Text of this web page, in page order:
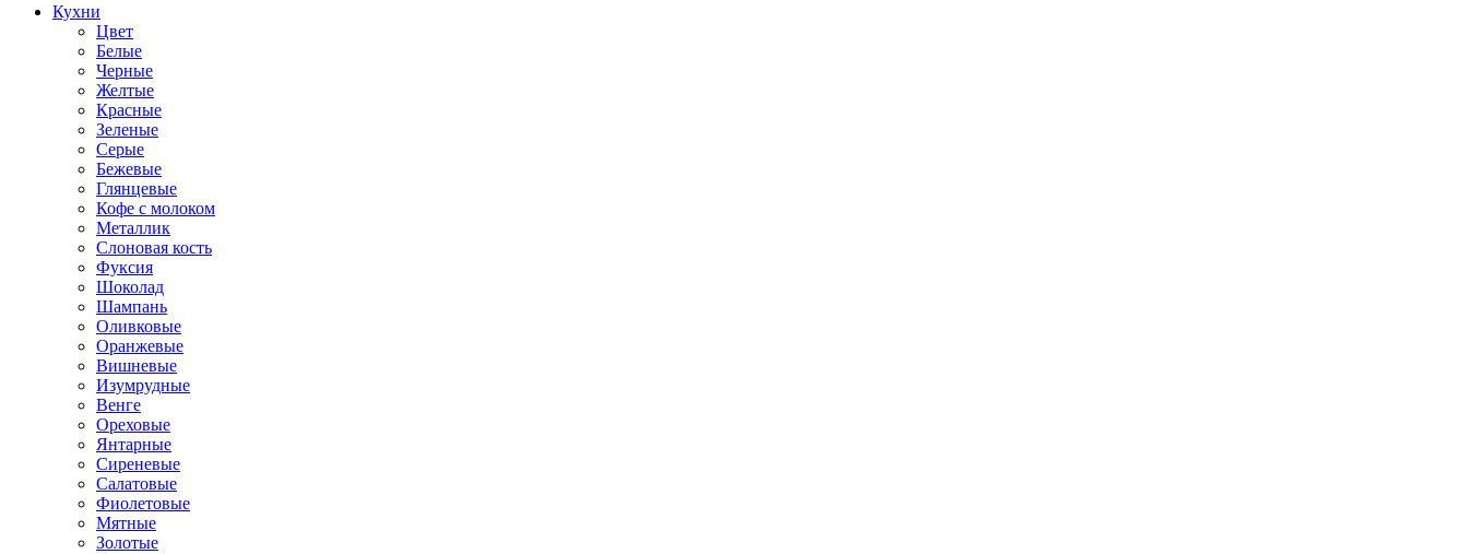
Кухни
Цвет
Белые
Черные
Желтые
Красные
Зеленые
Серые
Бежевые
Глянцевые
Кофе с молоком
Металлик
Слоновая кость
Фуксия
Шоколад
Шампань
Оливковые
Оранжевые
Вишневые
Изумрудные
Венге
Ореховые
Янтарные
Сиреневые
Салатовые
Фиолетовые
Мятные
Золотые